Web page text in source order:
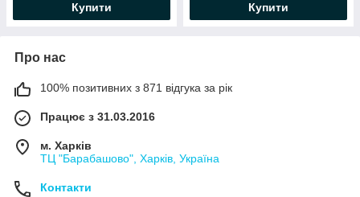
Купити Купити
Про нас
100% позитивних з 871 відгука за рік
Працює з 31.03.2016
м. Харків
ТЦ "Барабашово", Харків, Україна
Контакти